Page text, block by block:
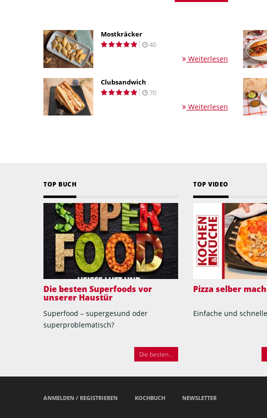
Mostkräcker
40
Weiterlesen
Clubsandwich
70
Weiterlesen
TOP BUCH
Die besten Superfoods vor
unserer Haustür
Superfood – supergesund oder
superproblematisch?
Die besten...
TOP VIDEO
Pizza selber
Einfache und
ANMELDEN / REGISTRIEREN KOCHBUCH NEWSLETTER